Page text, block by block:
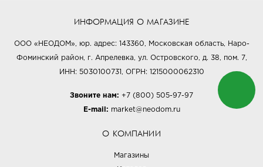
ИНФОРМАЦИЯ О МАГАЗИНЕ
ООО «НЕОДОМ», юр. адрес: 143360, Московская область, Наро-
Фоминский район, г. Апрелевка, ул. Островского, д. 38, пом. 7,
ИНН: 5030100731, ОГРН: 1215000062310
Звоните нам: +7 (800) 505-97-97
E-mail: market@neodom.ru
О КОМПАНИИ
Магазины